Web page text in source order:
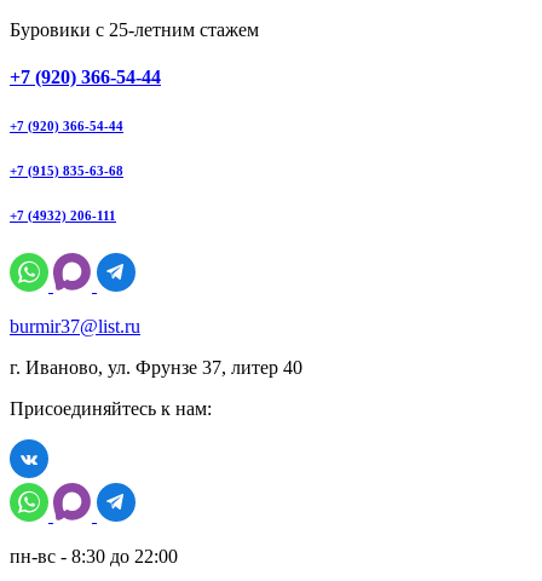
Буровики с 25-летним стажем
+7 (920) 366-54-44
+7 (920) 366-54-44
+7 (915) 835-63-68
+7 (4932) 206-111
burmir37@list.ru
г. Иваново, ул. Фрунзе 37, литер 40
Присоединяйтесь к нам:
пн-вс - 8:30 до 22:00